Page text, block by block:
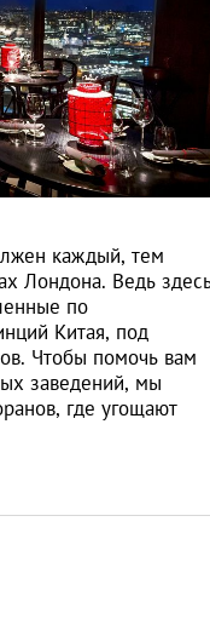
каждый, тем
Лондона. Ведь
по
Китая, под
Чтобы помочь вам
заведений, мы
где угощают